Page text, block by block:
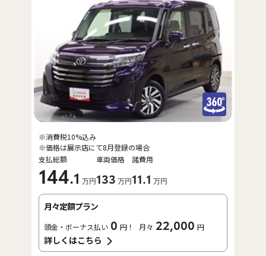
支払総額
144.1 万円
車両価格
133 万円
諸費用
11.1 万円
※消費税10%込み
※価格は展示店にて8月登録の場合
月々定額プラン
頭金・ボーナス払い 0 円！ 月々 22,000 円
詳しくはこちら